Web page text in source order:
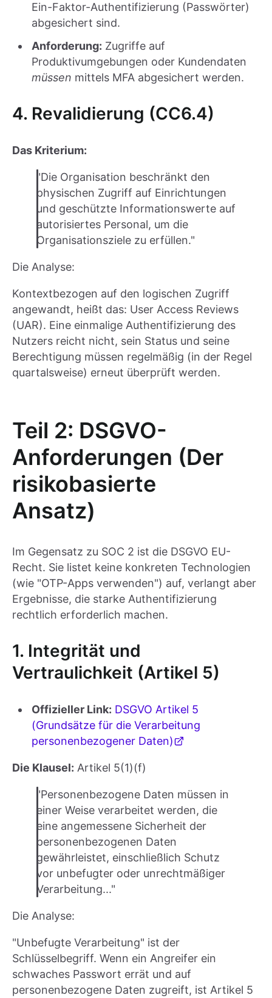
Ein-Faktor-Authentifizierung (Passwörter)
abgesichert sind.
Anforderung: Zugriffe auf
Produktivumgebungen oder Kundendaten
müssen mittels MFA abgesichert werden.
4. Revalidierung (CC6.4)
Das Kriterium:
"Die Organisation beschränkt den
physischen Zugriff auf Einrichtungen
und geschützte Informationswerte auf
autorisiertes Personal, um die
Organisationsziele zu erfüllen."
Die Analyse:
Kontextbezogen auf den logischen Zugriff
angewandt, heißt das: User Access Reviews
(UAR). Eine einmalige Authentifizierung des
Nutzers reicht nicht, sein Status und seine
Berechtigung müssen regelmäßig (in der Regel
quartalsweise) erneut überprüft werden.
Teil 2: DSGVO-
Anforderungen (Der
risikobasierte
Ansatz)
Im Gegensatz zu SOC 2 ist die DSGVO EU-
Recht. Sie listet keine konkreten Technologien
(wie "OTP-Apps verwenden") auf, verlangt aber
Ergebnisse, die starke Authentifizierung
rechtlich erforderlich machen.
1. Integrität und
Vertraulichkeit (Artikel 5)
Offizieller Link: DSGVO Artikel 5
(Grundsätze für die Verarbeitung
personenbezogener Daten)
Die Klausel: Artikel 5(1)(f)
"Personenbezogene Daten müssen in
einer Weise verarbeitet werden, die
eine angemessene Sicherheit der
personenbezogenen Daten
gewährleistet, einschließlich Schutz
vor unbefugter oder unrechtmäßiger
Verarbeitung..."
Die Analyse:
"Unbefugte Verarbeitung" ist der
Schlüsselbegriff. Wenn ein Angreifer ein
schwaches Passwort errät und auf
personenbezogene Daten zugreift, ist Artikel 5